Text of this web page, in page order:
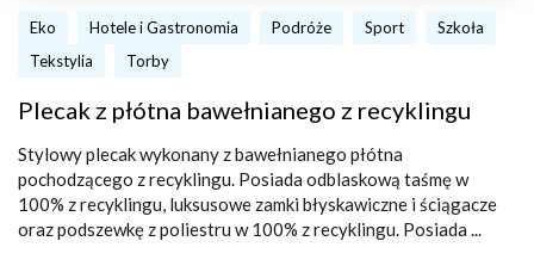
Eko Hotele i Gastronomia Podróże Sport
Szkoła
Tekstylia
Torby
Plecak z płótna bawełnianego z recyklingu
Stylowy plecak wykonany z bawełnianego płótna
pochodzącego z recyklingu. Posiada odblaskową taśmę w
100% z recyklingu, luksusowe zamki błyskawiczne i ściągacze
oraz podszewkę z poliestru w 100% z recyklingu. Posiada ...